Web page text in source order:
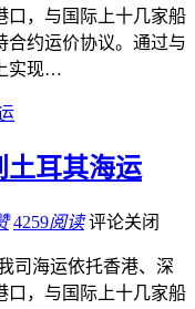
口，与国际上十几家船
合约运价协议。通过与
实现…
土耳其海运
4259阅读 评论关闭
司海运依托香港、深
口，与国际上十几家船